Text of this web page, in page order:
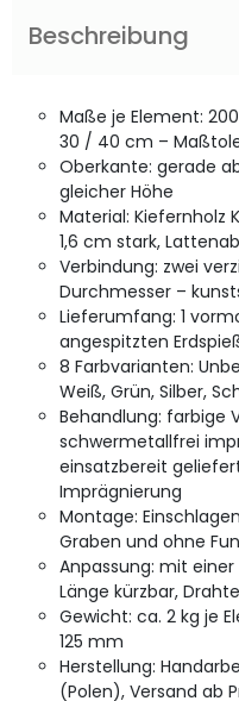
Beschreibung
Maße je Element:
30 / 40 cm –
Oberkante: gerade
gleicher Höhe
Material: Kiefernholz
1,6 cm stark,
Verbindung: zwei
Durchmesser –
Lieferumfang: 1
angespitzten
8 Farbvarianten:
Weiß, Grün, Silber,
Behandlung: farbige
schwermetallfrei
einsatzbereit
Imprägnierung
Montage:
Graben und ohne
Anpassung: mit
Länge kürzbar,
Gewicht: ca. 2 kg je
125 mm
Herstellung:
(Polen), Versand ab